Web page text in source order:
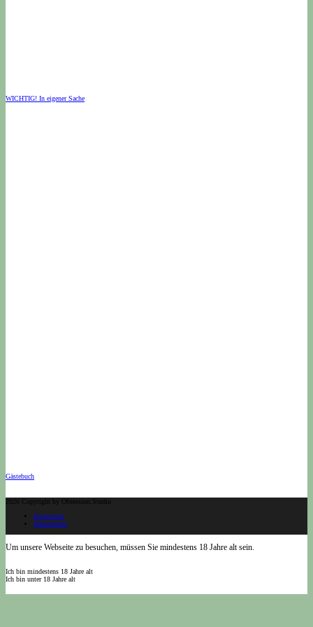
WICHTIG! In eigener Sache
Gästebuch
2026 Copyright by Obsession.Studio
Impressum
Datenschutz
Um unsere Webseite zu besuchen, müssen Sie mindestens 18 Jahre alt sein.
Ich bin mindestens 18 Jahre alt
Ich bin unter 18 Jahre alt